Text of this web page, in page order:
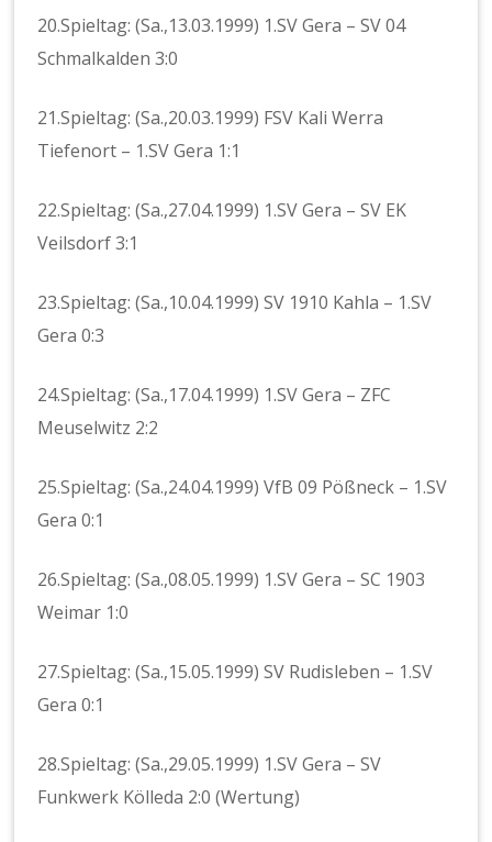
20.Spieltag: (Sa.,13.03.1999) 1.SV Gera – SV 04
Schmalkalden 3:0
21.Spieltag: (Sa.,20.03.1999) FSV Kali Werra
Tiefenort – 1.SV Gera 1:1
22.Spieltag: (Sa.,27.04.1999) 1.SV Gera – SV EK
Veilsdorf 3:1
23.Spieltag: (Sa.,10.04.1999) SV 1910 Kahla – 1.SV
Gera 0:3
24.Spieltag: (Sa.,17.04.1999) 1.SV Gera – ZFC
Meuselwitz 2:2
25.Spieltag: (Sa.,24.04.1999) VfB 09 Pößneck – 1.SV
Gera 0:1
26.Spieltag: (Sa.,08.05.1999) 1.SV Gera – SC 1903
Weimar 1:0
27.Spieltag: (Sa.,15.05.1999) SV Rudisleben – 1.SV
Gera 0:1
28.Spieltag: (Sa.,29.05.1999) 1.SV Gera – SV
Funkwerk Kölleda 2:0 (Wertung)